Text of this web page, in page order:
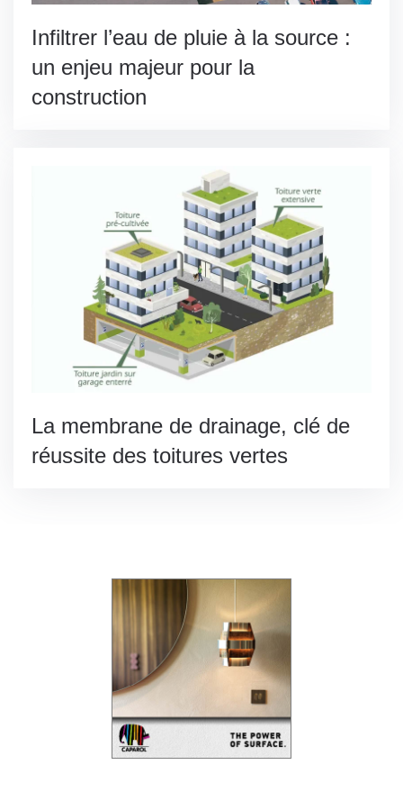
Infiltrer l’eau de pluie à la source :
un enjeu majeur pour la
construction
La membrane de drainage, clé de
réussite des toitures vertes